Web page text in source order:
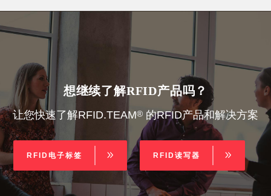
想继续了解RFID产品吗？
让您快速了解RFID.TEAM® 的RFID产品和解决方案
RFID电子标签 RFID读写器